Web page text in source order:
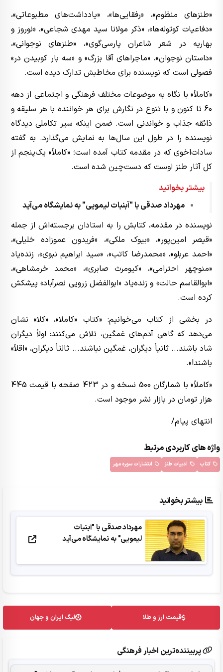
«طنزهای منظوم»، «رفقایی‌ها»، «یادداشت‌های مطبوعاتی»،
«دفاعیات کوتوله‌ها»، «ذکر مولانا سید مهدی شجاعی»، «نوروز و
بهاریه در شعر شاعران پارسی‌گوی»، «طنزهای نوجوانی»،
«داستان نوجوان»، «ماجراهای آقا بزرگ» و «سه بار کوبیدن در»
فصولی است که نویسنده برای مخاطبش تدارک دیده است.
«کاملاً» با نگاه به موضوعات مختلف فرهنگی و اجتماعی از دهه
60 تا کنون و با تنوع در نگارش برای هر خواننده با هر سلیقه و
ذائقه جذاب و خواندنی است. ضمن اینکه سیر تکاملی دیدگاه
نویسنده را در طول این سال‌ها به نمایش می‌گذارد. به گفته
سادات‌اخوی که در مقدمه کتاب آمده است؛ «کاملاً» یک‌پنجم از
کل آثار طنز اوست که دست‌چین شده است.
بیشتر بخوانید
مهرداد صدقی با "آبنبات لیمویی" به نمایشگاه می‌آید
نویسنده در مقدمه، کتابش را به استادان برجسته‌اش از جمله
«قیصر امین‌پور»، «بیوک ملکی»، «فریدون عموزاده خلیلی»،
«احمد عربلو»، «محمدرضا کاتب»، «سید ابراهیم نبوی»، زنده‌یاد
«منوچهر احترامی»، «کیومرث صابری»، «محمد خرمشاهی»،
«ابوالقاسم حالت» و زنده‌یاد «ابوالفضل زرویی نصرآباد» پیشکش
کرده است.
در بخشی از کتاب می‌خوانیم: «کتاب «کاملا»، «کلا» نشان
می‌دهد که گاهی آدم‌های غمگین، تلاش می‌کنند: اولاً دیگران
شاد باشند... ثانیاً دیگران، غمگین‌ نباشند... ثالثاً دیگران، «اقلاً»
باشند!».
«کاملاً» با شمارگان 500 نسخه و در 423 صفحه با قیمت 445
هزار تومان در بازار نشر موجود است.
انتهای پیام/
واژه های کاربردی مرتبط
کتاب ادبیات طنز انتشارات سوره مهر
بیشتر بخوانید
مهرداد صدقی با "آبنبات
لیمویی" به نمایشگاه می‌آید
قیمت ارز و طلا لیگ ایران و جهان
پربیننده‌ترین اخبار فرهنگی